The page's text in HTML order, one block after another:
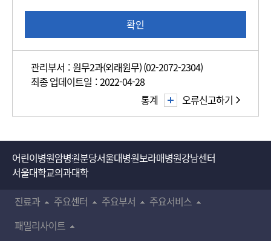
사
확인
관리부서 : 원무2과(외래원무) (02-2072-2304)
최종 업데이트일 : 2022-04-28
오류신고하기
통계
어린이병원암병원분당서울대병원보라매병원강남센터
서울대학교의과대학
진료과
주요센터 주요부서
주요서비스
패밀리사이트